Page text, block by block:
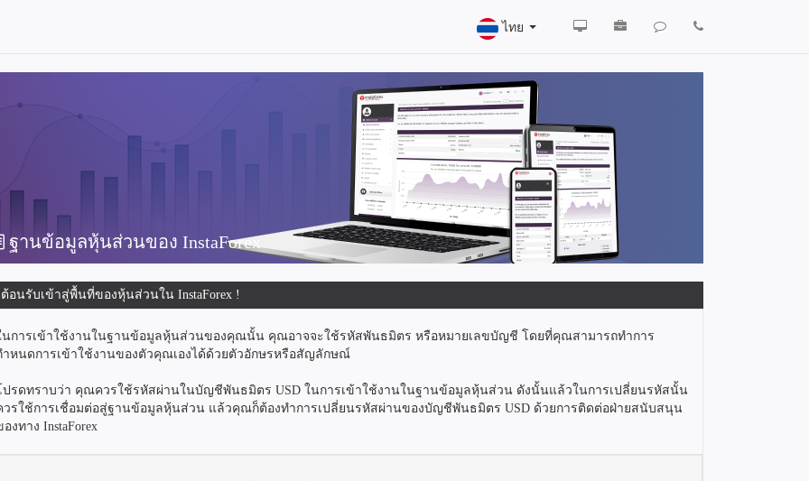
ไทย
ฐานข้อมูลหุ้นส่วนของ InstaForex
อนรับเข้าสู่พื้นที่ของหุ้นส่วนใน InstaForex !
นการเข้าใช้งานในฐานข้อมูลหุ้นส่วนของคุณนั้น คุณอาจจะใช้รหัสพันธมิตร หรือหมายเลขบัญชี โดยที่คุณสามารถทำการ
ำหนดการเข้าใช้งานของตัวคุณเองได้ด้วยตัวอักษรหรือสัญลักษณ์
ปรดทราบว่า คุณควรใช้รหัสผ่านในบัญชีพันธมิตร USD ในการเข้าใช้งานในฐานข้อมูลหุ้นส่วน ดังนั้นแล้วในการเปลี่ยนรหัสนั้น
วรใช้การเชื่อมต่อสู่ฐานข้อมูลหุ้นส่วน แล้วคุณก็ต้องทำการเปลี่ยนรหัสผ่านของบัญชีพันธมิตร USD ด้วยการติดต่อฝ่ายสนับสนุน
องทาง InstaForex